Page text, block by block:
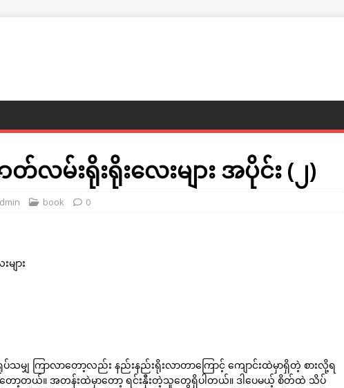
လမ်းရိုးရိုးလေးများ အပိုင်း (၂)
book 0
ျား
မျှ ကြာလာတော့လည်း နည်းနည်းရိုးလာတာကြောင့် ကျောင်းထဲမှာရှိတဲ့ စားလို့ရ
ာ့တယ်။ အတန်းထဲမှာတော့ ရင်းနှီးတဲ့သူတွေရှိပါတယ်။ ဒါပေမယ့် စိတ်ထဲ သိပ်